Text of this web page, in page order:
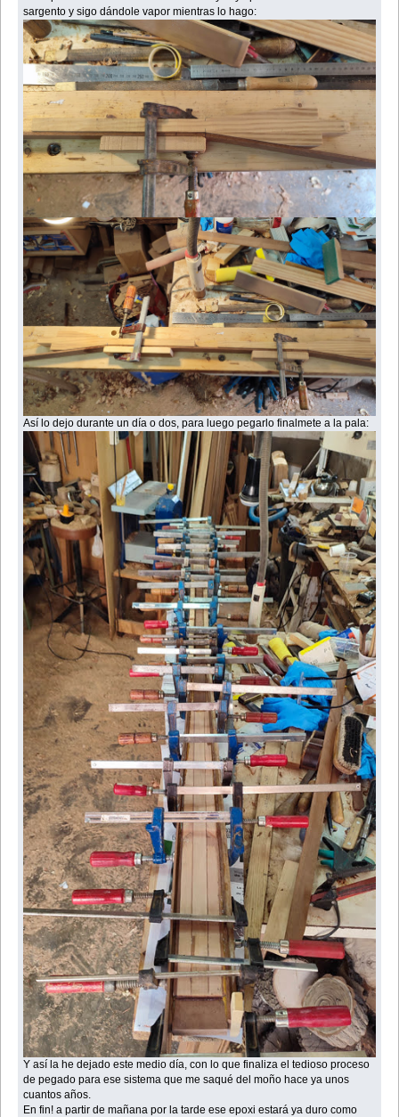
sargento y sigo dándole vapor mientras lo hago:
Así lo dejo durante un día o dos, para luego pegarlo finalmete a la pala:
Y así la he dejado este medio día, con lo que finaliza el tedioso proceso
de pegado para ese sistema que me saqué del moño hace ya unos
cuantos años.
En fin! a partir de mañana por la tarde ese epoxi estará ya duro como